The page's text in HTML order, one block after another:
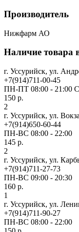
Производитель
Нижфарм АО
Наличие товара
г. Уссурийск, ул.
+7(914)711-00-45
ПН-ПТ 08:00 - 21:00
150 р.
2
г. Уссурийск, ул.
+7(914)650-60-44
ПН-ВС 08:00 - 22:00
145 р.
2
г. Уссурийск, ул.
+7(914)711-27-73
ПН-ВС 09:00 - 20:30
160 р.
1
г. Уссурийск, ул.
+7(914)711-90-27
ПН-ВС 08:00 - 22:00